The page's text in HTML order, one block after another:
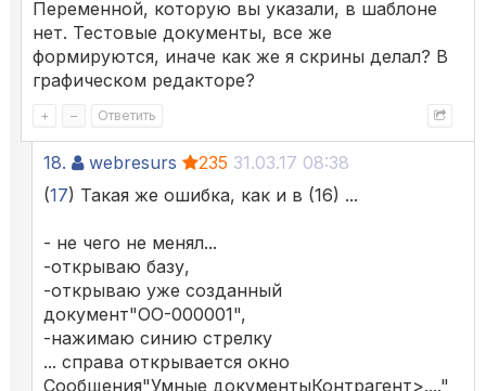
Переменной, которую вы указали, в шаблоне
нет. Тестовые документы, все же
формируются, иначе как же я скрины делал? В
графическом редакторе?
+ – Ответить
18. webresurs 235 31.03.17 08:38
(17) Такая же ошибка, как и в (16) ...
- не чего не менял...
-открываю базу,
-открываю уже созданный
документ"ОО-000001",
-нажимаю синию стрелку
... справа открывается окно
Сообщения"Умные документыКонтрагент>...."